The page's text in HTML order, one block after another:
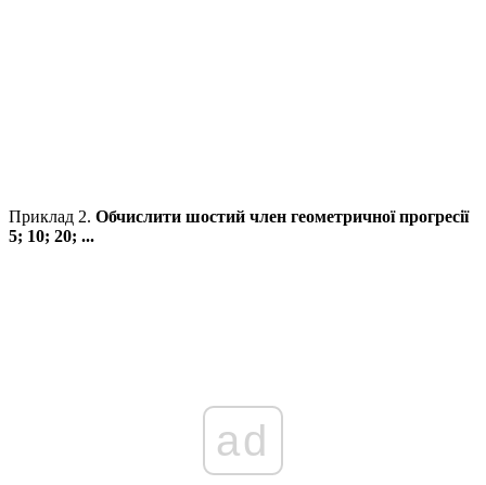
Приклад 2. Обчислити шостий член геометричної прогресії
5; 10; 20; ...
ad